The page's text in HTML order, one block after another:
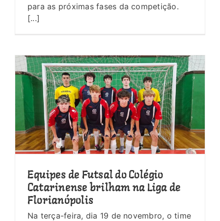
para as próximas fases da competição.
[...]
Equipes de Futsal do Colégio
Catarinense brilham na Liga de
Florianópolis
Na terça-feira, dia 19 de novembro, o time